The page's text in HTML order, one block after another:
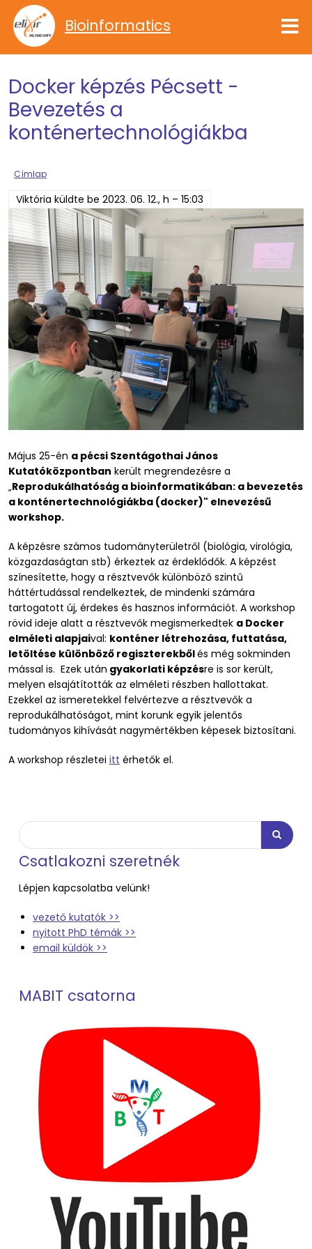
Ugrás a tartalomra
Bioinformatics
Docker képzés Pécsett -
Bevezetés a
konténertechnológiákba
Címlap
Viktória küldte be 2023. 06. 12., h – 15:03
Május 25-én a pécsi Szentágothai János
Kutatóközpontban került megrendezésre a
„Reprodukálhatóság a bioinformatikában: a bevezetés
a konténertechnológiákba (docker)" elnevezésű
workshop.
A képzésre számos tudományterületről (biológia, virológia,
közgazdaságtan stb) érkeztek az érdeklődők. A képzést
színesítette, hogy a résztvevők különböző szintű
háttértudással rendelkeztek, de mindenki számára
tartogatott új, érdekes és hasznos információt. A workshop
rövid ideje alatt a résztvevők megismerkedtek a Docker
elméleti alapjaival: konténer létrehozása, futtatása,
letöltése különböző regiszterekbőlés még sokminden
mással is. Ezek után gyakorlati képzésre is sor került,
melyen elsajátították az elméleti részben hallottakat.
Ezekkel az ismeretekkel felvértezve a résztvevők a
reprodukálhatóságot, mint korunk egyik jelentős
tudományos kihívását nagymértékben képesek biztosítani.
A workshop részletei itt érhetők el.
Keresés
Keresés
Csatlakozni szeretnék
Lépjen kapcsolatba velünk!
vezető kutatók >>
nyitott PhD témák >>
email küldök >>
MABIT csatorna